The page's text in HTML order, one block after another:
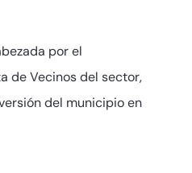
por el
de Vecinos del sector,
del municipio en